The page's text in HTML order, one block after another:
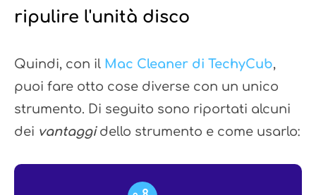
ripulire l'unità disco
Quindi, con il Mac Cleaner di TechyCub,
puoi fare otto cose diverse con un unico
strumento. Di seguito sono riportati alcuni
dei vantaggidello strumento e come usarlo: